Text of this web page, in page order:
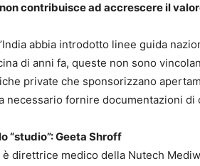
non contribuisce ad accrescere il
abbia introdotto linee guida
di anni fa, queste non sono
private che sponsorizzano
necessario fornire documentazioni
“studio”: Geeta Shroff
è direttrice medico della Nutech